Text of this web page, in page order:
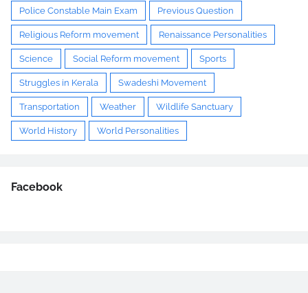
Police Constable Main Exam Previous Question
Religious Reform movement Renaissance Personalities
Science Social Reform movement Sports
Struggles in Kerala Swadeshi Movement
Transportation Weather Wildlife Sanctuary
World History World Personalities
Facebook